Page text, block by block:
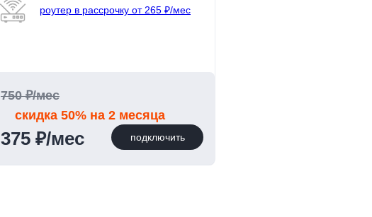
375 ₽/мес
750 ₽/мес
скидка 50% на 2 месяца
роутер в рассрочку от 265 ₽/мес
подключить